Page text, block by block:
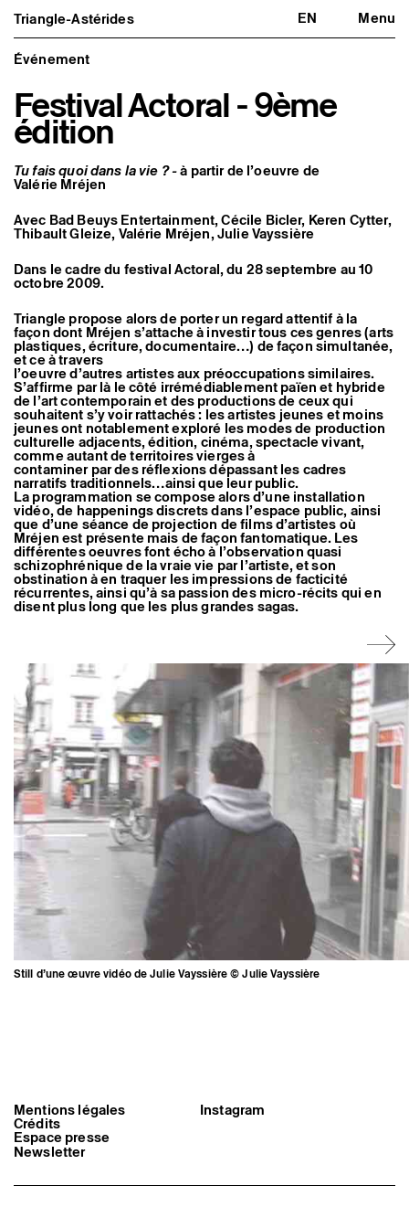
Triangle-Astérides EN Menu
Triangle-Astérides
Centre d’art contemporain
d’intérêt national
et résidence internationale d'artistes
Fermer
Présentation
À propos
Équipe et gouvernance
Formation professionnelle
Adhérer / nous soutenir
Informations pratiques
Agenda : en cours et à venir
Expositions
Programmation éditoriale
Médiation
Publics associés
Les Nouveaux Commanditaires
Artistes résident·es et associé·es
Résident·es
Artistes associé·es
Hors-les-murs
Ancien·nes résident·es et artistes associé·es
Événement
Festival Actoral - 9ème
édition
Tu fais quoi dans la vie ? -à partir de l’oeuvre de
Valérie Mréjen
Avec Bad Beuys Entertainment, Cécile Bicler, Keren Cytter,
Thibault Gleize, Valérie Mréjen, Julie Vayssière
Dans le cadre du festival Actoral, du 28 septembre au 10
octobre 2009.
Triangle propose alors de porter un regard attentif à la
façon dont Mréjen s’attache à investir tous ces genres (arts
plastiques, écriture, documentaire…) de façon simultanée,
et ce à travers
l’oeuvre d’autres artistes aux préoccupations similaires.
S’affirme par là le côté irrémédiablement païen et hybride
de l’art contemporain et des productions de ceux qui
souhaitent s’y voir rattachés : les artistes jeunes et moins
jeunes ont notablement exploré les modes de production
culturelle adjacents, édition, cinéma, spectacle vivant,
comme autant de territoires vierges à
contaminer par des réflexions dépassant les cadres
narratifs traditionnels…ainsi que leur public.
La programmation se compose alors d’une installation
vidéo, de happenings discrets dans l’espace public, ainsi
que d’une séance de projection de films d’artistes où
Mréjen est présente mais de façon fantomatique. Les
différentes oeuvres font écho à l’observation quasi
schizophrénique de la vraie vie par l’artiste, et son
obstination à en traquer les impressions de facticité
récurrentes, ainsi qu’à sa passion des micro-récits qui en
disent plus long que les plus grandes sagas.
Still d’une œuvre vidéo de Julie Vayssière © Julie Vayssière
Still d’une œuvre vidéo de Julie
Instagram
Mentions légales
Crédits
Espace presse
Newsletter